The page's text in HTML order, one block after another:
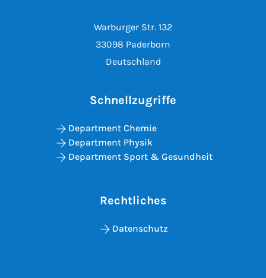
Warburger Str. 132
33098 Paderborn
Deutschland
Schnellzugriffe
Department Chemie
Department Physik
Department Sport & Gesundheit
Rechtliches
Datenschutz